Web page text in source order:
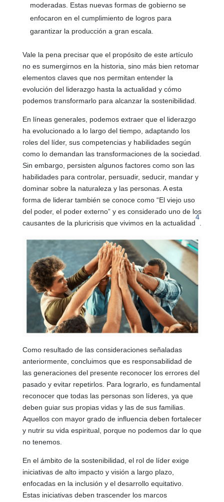
moderadas. Estas nuevas formas de gobierno se
enfocaron en el cumplimiento de logros para
garantizar la producción a gran escala.
Vale la pena precisar que el propósito de este artículo
no es sumergirnos en la historia, sino más bien retomar
elementos claves que nos permitan entender la
evolución del liderazgo hasta la actualidad y cómo
podemos transformarlo para alcanzar la sostenibilidad.
En líneas generales, podemos extraer que el liderazgo
ha evolucionado a lo largo del tiempo, adaptando los
roles del líder, sus competencias y habilidades según
como lo demandan las transformaciones de la sociedad.
Sin embargo, persisten algunos factores como son las
habilidades para controlar, persuadir, seducir, mandar y
dominar sobre la naturaleza y las personas. A esta
forma de liderar también se conoce como “El viejo uso
del poder, el poder externo” y es considerado uno de los
causantes de la pluricrisis que vivimos en la actualidad
4
Como resultado de las consideraciones señaladas
anteriormente, concluimos que es responsabilidad de
las generaciones del presente reconocer los errores del
pasado y evitar repetirlos. Para lograrlo, es fundamental
reconocer que todas las personas son líderes, ya que
deben guiar sus propias vidas y las de sus familias.
Aquellos con mayor grado de influencia deben fortalecer
y nutrir su vida espiritual, porque no podemos dar lo que
no tenemos.
En el ámbito de la sostenibilidad, el rol de líder exige
iniciativas de alto impacto y visión a largo plazo,
enfocadas en la inclusión y el desarrollo equitativo.
Estas iniciativas deben trascender los marcos